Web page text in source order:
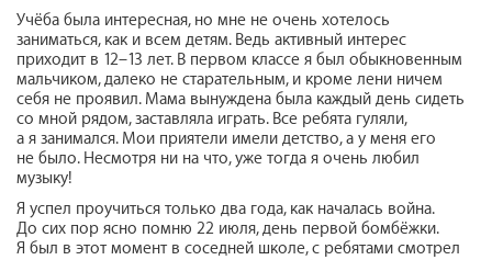
Учёба была интересная, но мне не очень хотелось
заниматься, как и всем детям. Ведь активный интерес
приходит в 12–13 лет. В первом классе я был обыкновенным
мальчиком, далеко не старательным, и кроме лени ничем
себя не проявил. Мама вынуждена была каждый день сидеть
со мной рядом, заставляла играть. Все ребята гуляли,
а я занимался. Мои приятели имели детство, а у меня его
не было. Несмотря ни на что, уже тогда я очень любил
музыку!
Я успел проучиться только два года, как началась война.
До сих пор ясно помню 22 июля, день первой бомбёжки.
Я был в этот момент в соседней школе, с ребятами смотрел